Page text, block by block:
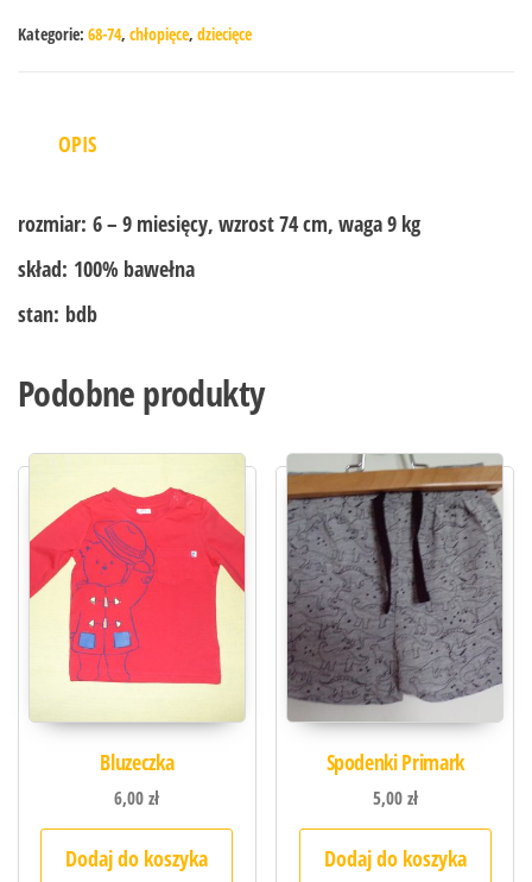
Kategorie: 68-74, chłopięce, dziecięce
OPIS
rozmiar: 6 – 9 miesięcy, wzrost 74 cm, waga 9 kg
skład: 100% bawełna
stan: bdb
Podobne produkty
Bluzeczka
6,00zł
Dodaj do koszyka
Spodenki Primark
5,00zł
Dodaj do koszyka